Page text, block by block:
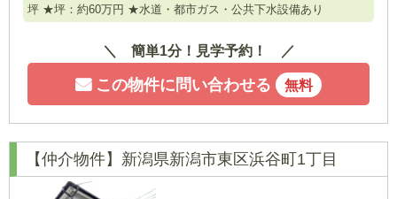
坪 ★坪：約60万円 ★水道・都市ガス・公共下水設備あり
簡単1分！見学予約！
この物件に問い合わせる 無料
【仲介物件】新潟県新潟市東区浜谷町1丁目